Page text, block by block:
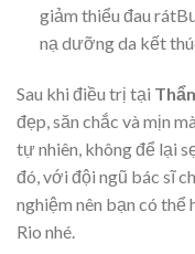
giảm thiểu đau
nạ dưỡng da kết
Sau khi điều trị tại
đẹp, săn chắc và mịn
tự nhiên, không để lại
đó, với đội ngũ bác sĩ
nghiệm nên bạn có thể
Rio nhé.